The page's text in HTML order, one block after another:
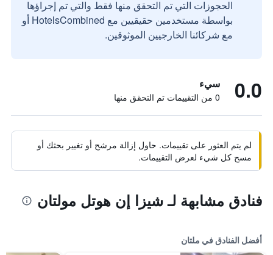
الحجوزات التي تم التحقق منها فقط والتي تم إجراؤها
بواسطة مستخدمين حقيقيين مع HotelsCombined أو
مع شركائنا الخارجيين الموثوقين.
0.0 سيء
0 من التقييمات تم التحقق منها
لم يتم العثور على تقييمات. حاول إزالة مرشح أو تغيير بحثك أو
مسح كل شيء لعرض التقييمات.
فنادق مشابهة لـ شيزا إن هوتل مولتان
أفضل الفنادق في ملتان